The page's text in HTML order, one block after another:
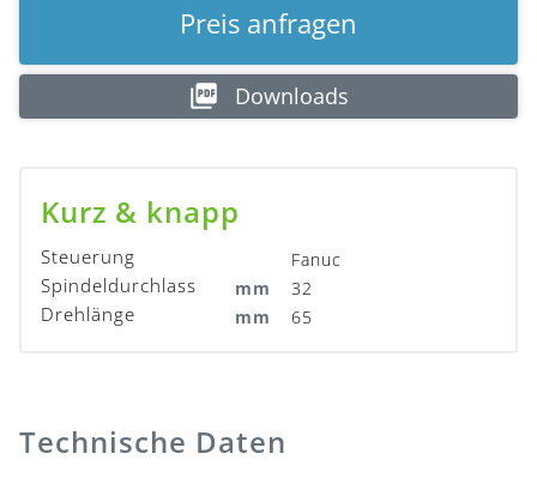
Preis anfragen
Downloads
Kurz & knapp
Steuerung Fanuc
Spindeldurchlass mm 32
Drehlänge mm 65
Technische Daten